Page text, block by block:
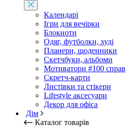
Календарі
Ігри для вечірки
Блокноти
Одяг, футболки, худі
Планери, щоденники
Скетчбуки, альбоми
Мотиватори #100 справ
Скретч-карти
Листівки та стікери
Lifestyle аксесуари
Декор для офіса
Дім
Каталог товарів